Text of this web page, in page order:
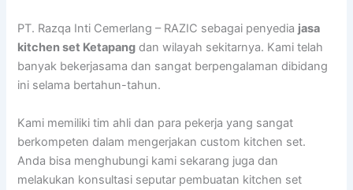
PT. Razqa Inti Cemerlang – RAZIC sebagai penyedia jasa
kitchen set Ketapang dan wilayah sekitarnya. Kami telah
banyak bekerjasama dan sangat berpengalaman dibidang
ini selama bertahun-tahun.
Kami memiliki tim ahli dan para pekerja yang sangat
berkompeten dalam mengerjakan custom kitchen set.
Anda bisa menghubungi kami sekarang juga dan
melakukan konsultasi seputar pembuatan kitchen set